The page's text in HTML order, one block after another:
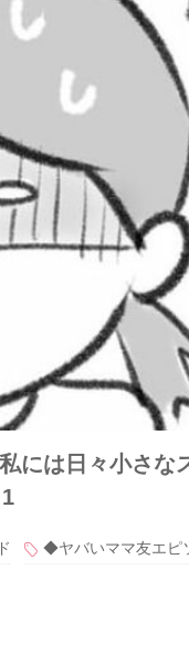
には日々小さな
◆ヤバいママ友エピ